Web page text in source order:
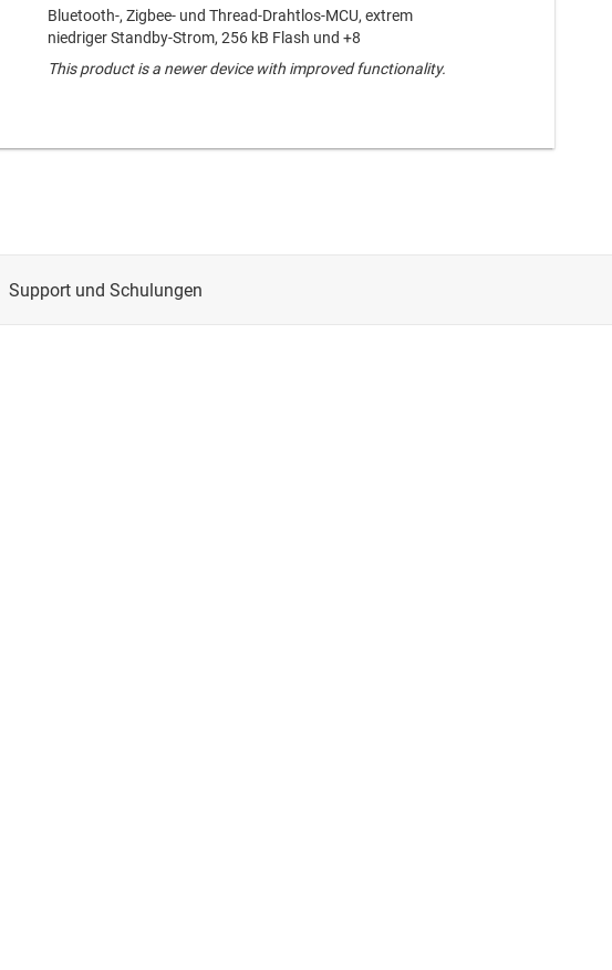
Bluetooth-, Zigbee- und Thread-Drahtlos-MCU, extrem
niedriger Standby-Strom, 256 kB Flash und +8
This product is a newer device with improved functionality.